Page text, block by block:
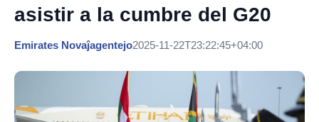
asistir a la cumbre del G20
Emirates Novaĵagentejo2025-11-22T23:22:45+04:00